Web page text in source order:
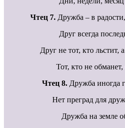
Чтец 7. Дружба – в
Друг всегда
Друг не тот, кто льстит,
Тот, кто не обманет,
Чтец 8. Дружба иногда
Нет преград для
Дружба на земле